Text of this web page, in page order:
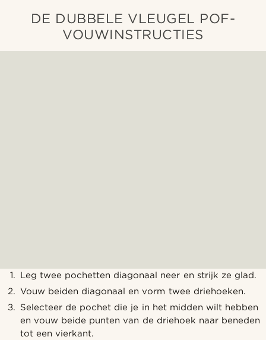
DE DUBBELE VLEUGEL POF-
VOUWINSTRUCTIES
Leg twee pochetten diagonaal neer en strijk ze glad.
Vouw beiden diagonaal en vorm twee driehoeken.
Selecteer de pochet die je in het midden wilt hebben
en vouw beide punten van de driehoek naar beneden
tot een vierkant.